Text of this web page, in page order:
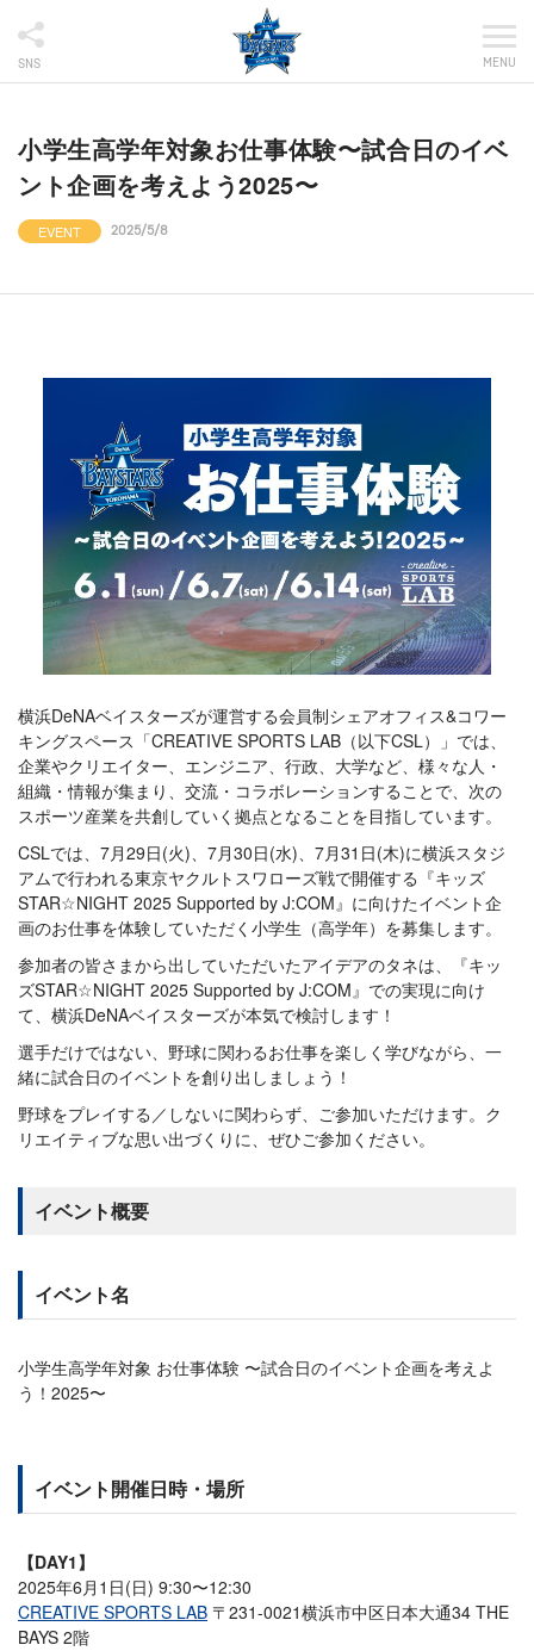
SNS MENU
小学生高学年対象お仕事体験〜試合日のイベ
ント企画を考えよう2025〜
EVENT 2025/5/8
横浜DeNAベイスターズが運営する会員制シェアオフィス&コワー
キングスペース「CREATIVE SPORTS LAB（以下CSL）」では、
企業やクリエイター、エンジニア、行政、大学など、様々な人・
組織・情報が集まり、交流・コラボレーションすることで、次の
スポーツ産業を共創していく拠点となることを目指しています。
CSLでは、7月29日(火)、7月30日(水)、7月31日(木)に横浜スタジ
アムで行われる東京ヤクルトスワローズ戦で開催する『キッズ
STAR☆NIGHT 2025 Supported by J:COM』に向けたイベント企
画のお仕事を体験していただく小学生（高学年）を募集します。
参加者の皆さまから出していただいたアイデアのタネは、『キッ
ズSTAR☆NIGHT 2025 Supported by J:COM』での実現に向け
て、横浜DeNAベイスターズが本気で検討します！
選手だけではない、野球に関わるお仕事を楽しく学びながら、一
緒に試合日のイベントを創り出しましょう！
野球をプレイする／しないに関わらず、ご参加いただけます。ク
リエイティブな思い出づくりに、ぜひご参加ください。
イベント概要
イベント名
小学生高学年対象 お仕事体験 〜試合日のイベント企画を考えよ
う！2025〜
イベント開催日時・場所
【DAY1】
2025年6月1日(日) 9:30〜12:30
CREATIVE SPORTS LAB 〒231-0021横浜市中区日本大通34 THE
BAYS 2階